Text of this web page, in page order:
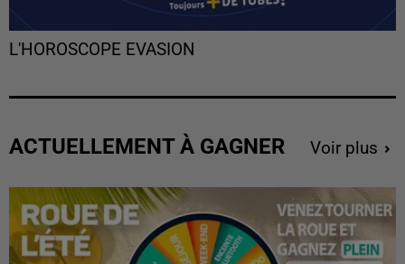
L'HOROSCOPE EVASION
ACTUELLEMENT À GAGNER Voir plus